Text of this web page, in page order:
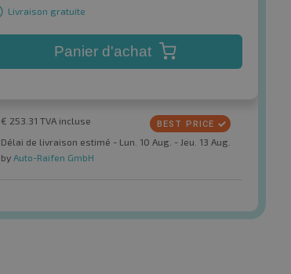
Livraison gratuite
Panier d'achat
€ 253.31 TVA incluse
Délai de livraison estimé - Lun. 10 Aug. - Jeu. 13 Aug.
by Auto-Raifen GmbH